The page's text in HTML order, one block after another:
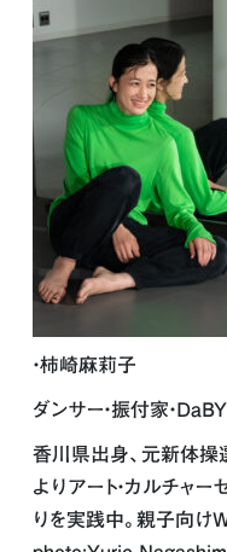
・柿崎麻莉子
ダンサー・振付家・
香川県出身、元新体操
よりアート・カルチャ
りを実践中。親子向け